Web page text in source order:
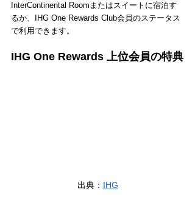
InterContinental Roomまたはスイートに宿泊す
るか、IHG One Rewards Club会員のステータス
で利用できます。
IHG One Rewards 上位会員の特典
出典： IHG